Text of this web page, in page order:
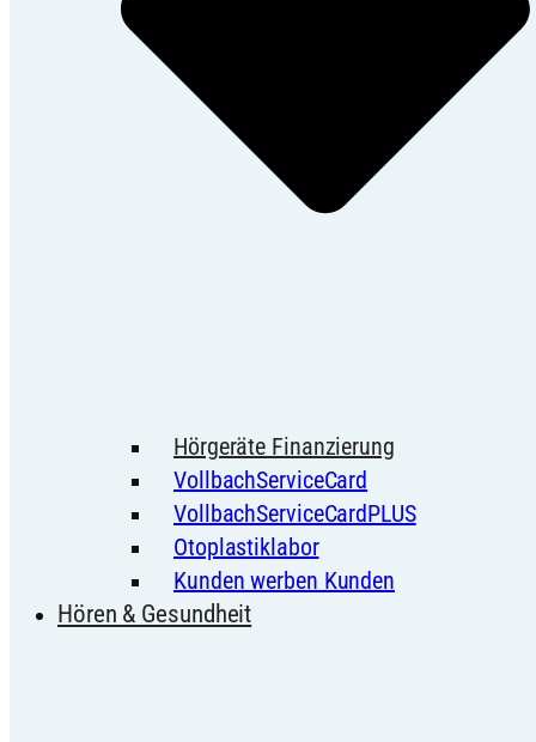
Hörgeräte Finanzierung
VollbachServiceCard
VollbachServiceCardPLUS
Otoplastiklabor
Kunden werben Kunden
Hören & Gesundheit